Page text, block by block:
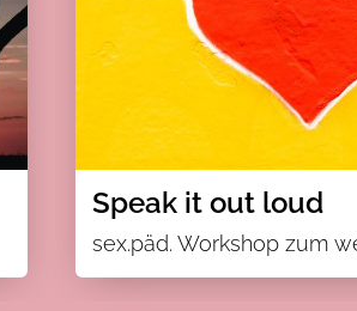
Speak it out loud
sex.päd. Workshop zum